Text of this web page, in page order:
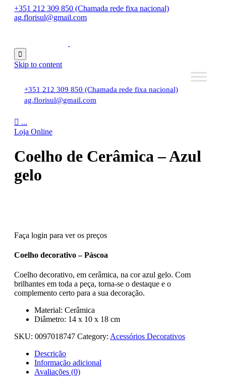
+351 212 309 850 (Chamada rede fixa nacional)
ag.florisul@gmail.com

Skip to content
+351 212 309 850 (Chamada rede fixa nacional)
ag.florisul@gmail.com
 ...
Loja Online
Coelho de Cerâmica – Azul
gelo
Faça login para ver os preços
Coelho decorativo – Páscoa
Coelho decorativo, em cerâmica, na cor azul gelo. Com
brilhantes em toda a peça, torna-se o destaque e o
complemento certo para a sua decoração.
Material: Cerâmica
Diâmetro: 14 x 10 x 18 cm
SKU: 0097018747 Category: Acessórios Decorativos
Descrição
Informação adicional
Avaliações (0)